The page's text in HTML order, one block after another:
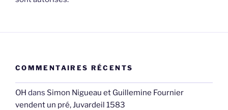
COMMENTAIRES RÉCENTS
OH dans Simon Nigueau et Guillemine Fournier
vendent un pré, Juvardeil 1583